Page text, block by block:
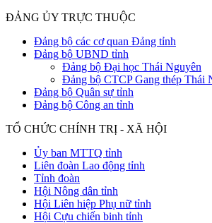
ĐẢNG ỦY TRỰC THUỘC
Đảng bộ các cơ quan Đảng tỉnh
Đảng bộ UBND tỉnh
Đảng bộ Đại học Thái Nguyên
Đảng bộ CTCP Gang thép Thái
Đảng bộ Quân sự tỉnh
Đảng bộ Công an tỉnh
TỔ CHỨC CHÍNH TRỊ - XÃ HỘI
Ủy ban MTTQ tỉnh
Liên đoàn Lao động tỉnh
Tỉnh đoàn
Hội Nông dân tỉnh
Hội Liên hiệp Phụ nữ tỉnh
Hội Cựu chiến binh tỉnh